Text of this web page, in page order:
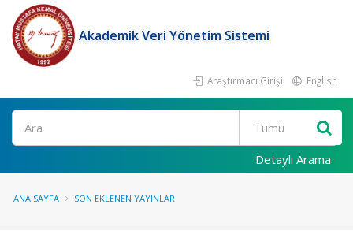
Akademik Veri Yönetim Sistemi
Araştırmacı Girişi English
Ara
Detaylı Arama
ANA SAYFA SON EKLENEN YAYINLAR